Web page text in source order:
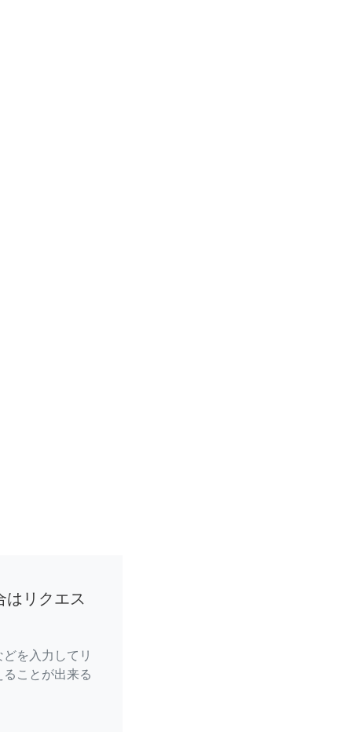
はリクエス
を入力してリ
ことが出来る